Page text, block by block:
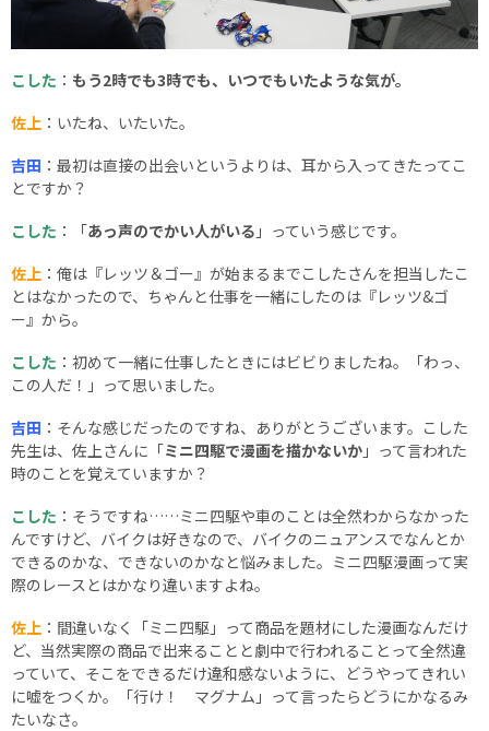
こした ： もう2時でも3時でも、いつでもいたような気が。
佐上 ：いたね、いたいた。
吉田 ：最初は直接の出会いというよりは、耳から入ってきたってこ
とですか？
こした ：「あっ声のでかい人がいる 」っていう感じです。
佐上 ：俺は『レッツ＆ゴー』が始まるまでこしたさんを担当したこ
とはなかったので、ちゃんと仕事を一緒にしたのは『レッツ&ゴ
ー』から。
こした ：初めて一緒に仕事したときにはビビりましたね。「わっ、
この人だ！」って思いました。
吉田 ：そんな感じだったのですね、ありがとうございます。こした
先生は、佐上さんに「ミニ四駆で漫画を描かないか 」って言われた
時のことを覚えていますか？
こした ：そうですね……ミニ四駆や車のことは全然わからなかった
んですけど、バイクは好きなので、バイクのニュアンスでなんとか
できるのかな、できないのかなと悩みました。ミニ四駆漫画って実
際のレースとはかなり違いますよね。
佐上 ：間違いなく「ミニ四駆」って商品を題材にした漫画なんだけ
ど、当然実際の商品で出来ることと劇中で行われることって全然違
っていて、そこをできるだけ違和感ないように、どうやってきれい
に嘘をつくか。「行け！ マグナム」って言ったらどうにかなるみ
たいなさ。